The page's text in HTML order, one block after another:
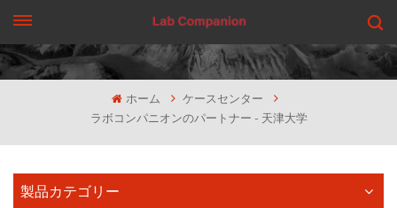
見積もりを依頼する
ホーム
ケースセンター
ラボコンパニオンのパートナー - 天津大学
製品カテゴリー